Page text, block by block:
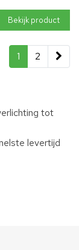
Bekijk product
1 2
tot
levertijd